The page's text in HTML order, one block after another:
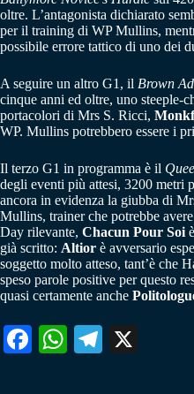
oltre. L’antagonista dichiarato
per il training di WP Mullins,
possibile errore tattico di uno dei
A seguire un altro G1, il Brown
cinque anni ed oltre, uno steeple-
portacolori di Mrs S. Ricci,
WP. Mullins potrebbero essere i
Il terzo G1 in programma è il
degli eventi più attesi, 3200 metri
ancora in evidenza la giubba di
Mullins, trainer che potrebbe
Day rilevante, Chacun Pour Soi
già scritto: Altior è avversario
soggetto molto atteso, tant’è che
speso parole positive per questo
quasi certamente anche
Fa W
Te